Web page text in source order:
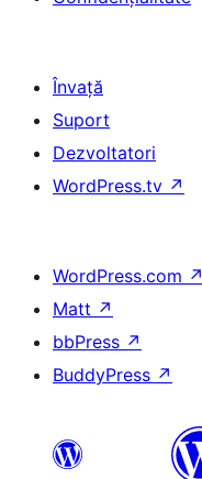
Învață
Suport
Dezvoltatori
WordPress.tv ↗
WordPress.com ↗
Matt ↗
bbPress ↗
BuddyPress ↗